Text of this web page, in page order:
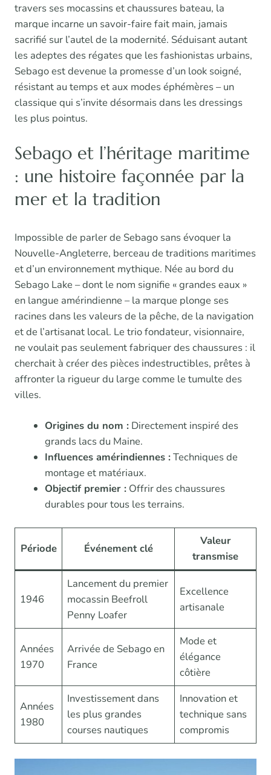
travers ses mocassins et chaussures bateau, la
marque incarne un savoir-faire fait main, jamais
sacrifié sur l’autel de la modernité. Séduisant autant
les adeptes des régates que les fashionistas urbains,
Sebago est devenue la promesse d’un look soigné,
résistant au temps et aux modes éphémères – un
classique qui s’invite désormais dans les dressings
les plus pointus.
Sebago et l’héritage maritime
: une histoire façonnée par la
mer et la tradition
Impossible de parler de Sebago sans évoquer la
Nouvelle-Angleterre, berceau de traditions maritimes
et d’un environnement mythique. Née au bord du
Sebago Lake – dont le nom signifie « grandes eaux »
en langue amérindienne – la marque plonge ses
racines dans les valeurs de la pêche, de la navigation
et de l’artisanat local. Le trio fondateur, visionnaire,
ne voulait pas seulement fabriquer des chaussures : il
cherchait à créer des pièces indestructibles, prêtes à
affronter la rigueur du large comme le tumulte des
villes.
Origines du nom :Directement inspiré des
grands lacs du Maine.
Influences amérindiennes :Techniques de
montage et matériaux.
Objectif premier :Offrir des chaussures
durables pour tous les terrains.
Période Événement clé
Valeur
transmise
1946
Lancement du premier
mocassin Beefroll
Penny Loafer
Excellence
artisanale
Années
1970
Arrivée de Sebago en
France
Mode et
élégance
côtière
Années
1980
Investissement dans
les plus grandes
courses nautiques
Innovation et
technique sans
compromis